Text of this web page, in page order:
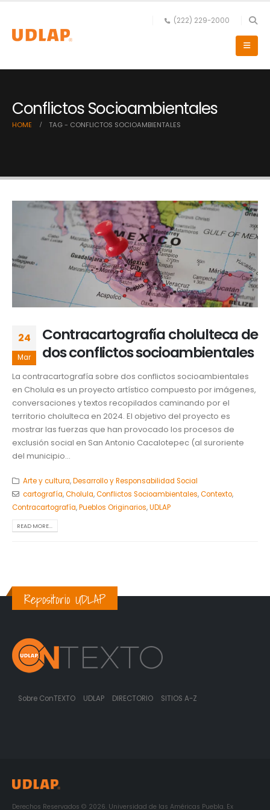
(222) 229-2000
Conflictos Socioambientales
HOME TAG - CONFLICTOS SOCIOAMBIENTALES
24
Mar
Contracartografía cholulteca de
dos conflictos socioambientales
La contracartografía sobre dos conflictos socioambientales
en Cholula es un proyecto artístico compuesto por imágenes,
conversaciones y textos recopilados caminando por el
territorio cholulteca en 2024. El objetivo del proyecto es
mostrar las fuerzas que han provocado los procesos de
exclusión social en San Antonio Cacalotepec (al suroriente
del municipio...
Arte y cultura,Desarrollo y Responsabilidad Social
cartografía,Cholula,Conflictos Socioambientales,Contexto,
Contracartografía,Pueblos Originarios,UDLAP
READ MORE...
Repositorio UDLAP
Sobre ConTEXTO UDLAP DIRECTORIO SITIOS A-Z
Derechos Reservados © 2026. Universidad de las Américas Puebla. Ex